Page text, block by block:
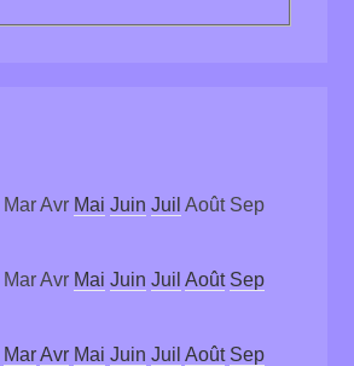
Mar Avr Mai Juin Juil Août Sep
Mar Avr Mai Juin Juil Août Sep
Mar Avr Mai Juin Juil Août Sep